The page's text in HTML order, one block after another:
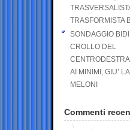
TRASFORMISTA
SONDAGGIO
CROLLO DEL
AI MINIMI, GIU’
MELONI
Commenti